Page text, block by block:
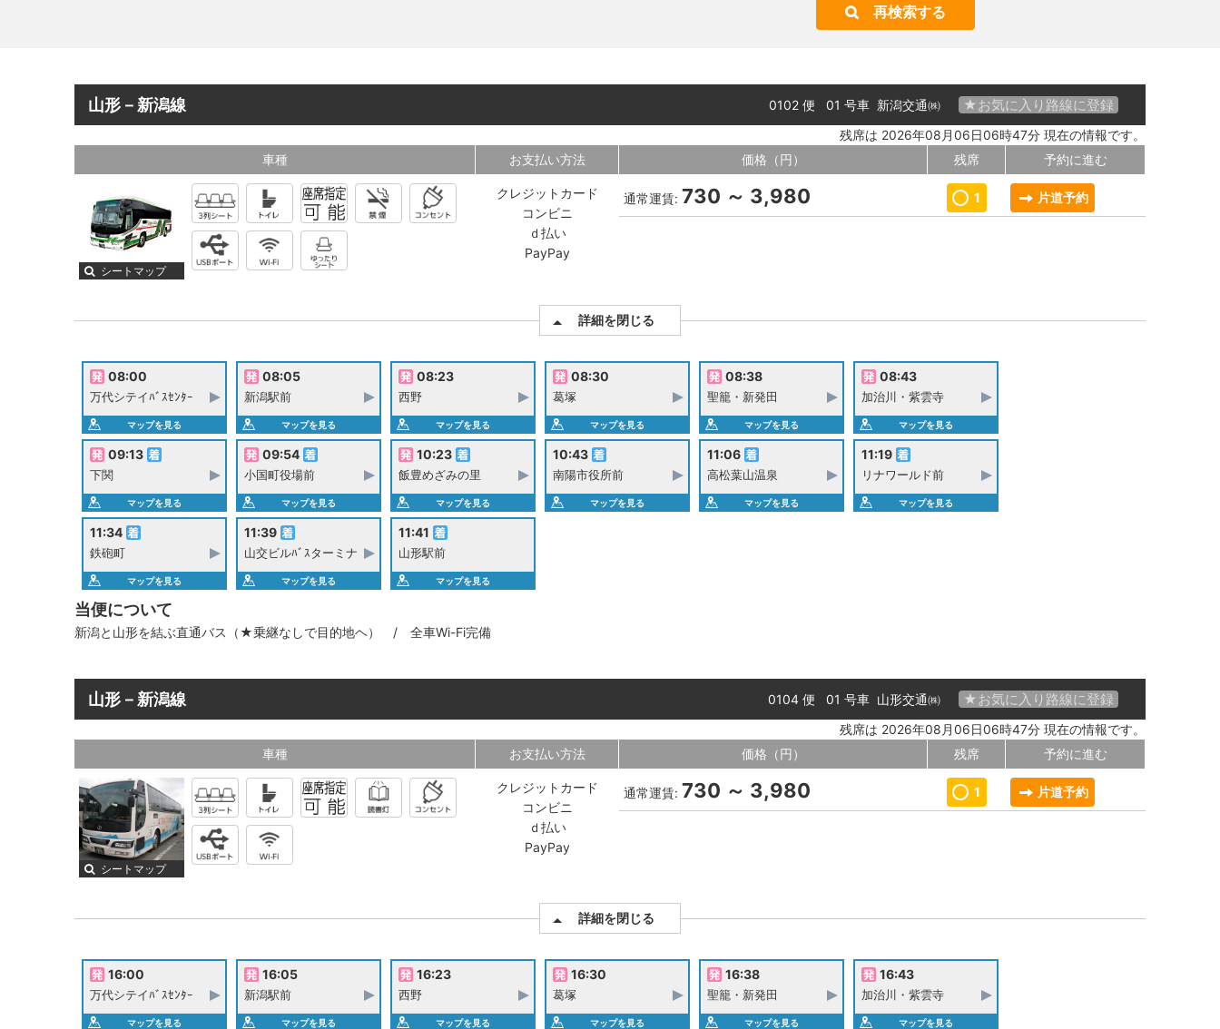
再検索する
★お気に入り路線に登録
山形－新潟線 0102 便 01 号車 新潟交通㈱
残席は 2026年08月06日06時47分 現在の情報です。
車種
シートマップ
お支払い方法
クレジットカード
コンビニ
ｄ払い
PayPay
価格（円） 残席 予約に進む
通常運賃: 730 ～ 3,980 1 片道予約
詳細を閉じる
08:00
万代シテイﾊﾞｽｾﾝﾀｰ
マップを見る
08:05
新潟駅前
マップを見る
08:23
西野
マップを見る
08:30
葛塚
マップを見る
08:38
聖籠・新発田
マップを見る
08:43
加治川・紫雲寺
マップを見る
09:13
下関
マップを見る
09:54
小国町役場前
マップを見る
10:23
飯豊めざみの里
マップを見る
10:43
南陽市役所前
マップを見る
11:06
高松葉山温泉
マップを見る
11:19
リナワールド前
マップを見る
11:34
鉄砲町
マップを見る
11:39
山交ビルﾊﾞｽターミナ
マップを見る
11:41
山形駅前
マップを見る
当便について
新潟と山形を結ぶ直通バス（★乗継なしで目的地ヘ） / 全車Wi-Fi完備
★お気に入り路線に登録
山形－新潟線 0104 便 01 号車 山形交通㈱
残席は 2026年08月06日06時47分 現在の情報です。
車種
シートマップ
お支払い方法
クレジットカード
コンビニ
ｄ払い
PayPay
価格（円） 残席 予約に進む
通常運賃: 730 ～ 3,980 1 片道予約
詳細を閉じる
16:00
万代シテイﾊﾞｽｾﾝﾀｰ
マップを見る
16:05
新潟駅前
マップを見る
16:23
西野
マップを見る
16:30
葛塚
マップを見る
16:38
聖籠・新発田
マップを見る
16:43
加治川・紫雲寺
マップを見る